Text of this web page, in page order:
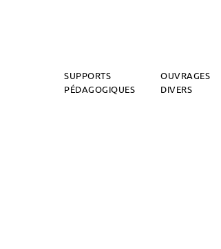
SUPPORTS
PÉDAGOGIQUES
OUVRAGES
DIVERS